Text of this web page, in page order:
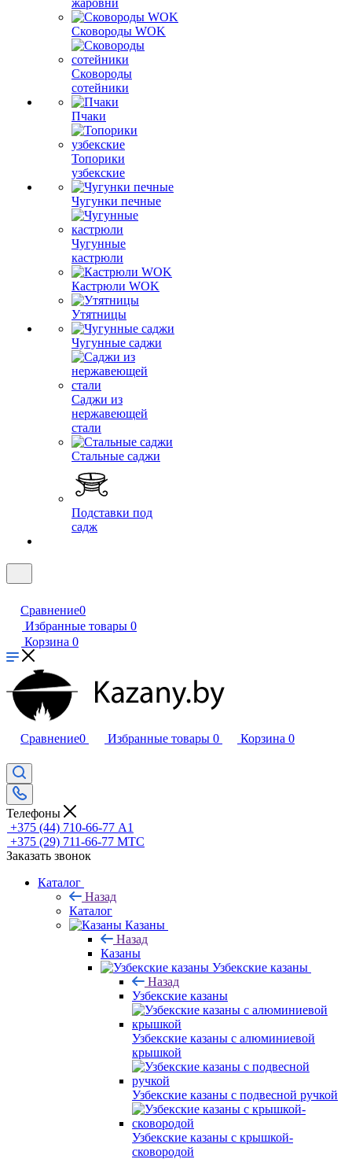
жаровни
Сковороды WOK
Сковороды
сотейники
Пчаки
Топорики
узбекские
Чугунки печные
Чугунные
кастрюли
Кастрюли WOK
Утятницы
Чугунные саджи
Саджи из
нержавеющей
стали
Стальные саджи
Подставки под
садж
Сравнение0
Избранные товары 0
Корзина 0
Сравнение0 Избранные товары 0 Корзина 0
Телефоны
+375 (44) 710-66-77 А1
+375 (29) 711-66-77 МТС
Заказать звонок
Каталог
Назад
Каталог
Казаны
Назад
Казаны
Узбекские казаны
Назад
Узбекские казаны
Узбекские казаны с алюминиевой
крышкой
Узбекские казаны с подвесной ручкой
Узбекские казаны с крышкой-
сковородой